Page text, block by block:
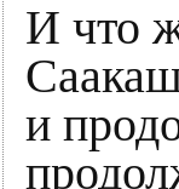
И что
и